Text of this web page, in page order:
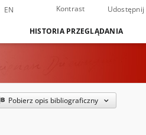
EN Kontrast Udostępnij
HISTORIA PRZEGLĄDANIA
Pobierz opis bibliograficzny